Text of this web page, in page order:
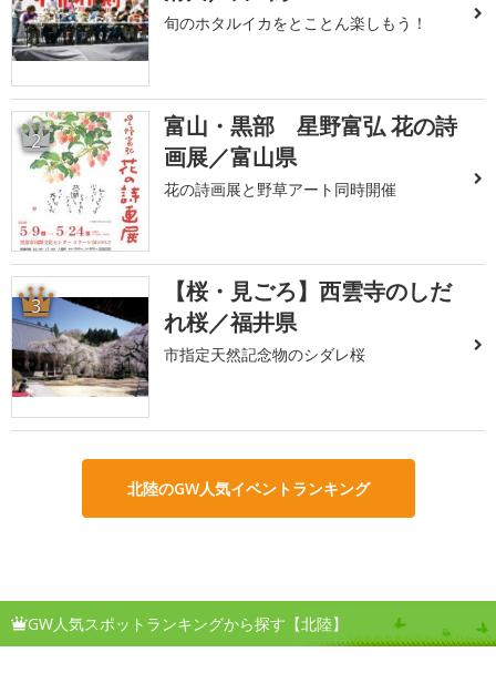
旬のホタルイカをとことん楽しもう！
2
富山・黒部 星野富弘 花の詩
画展／富山県
花の詩画展と野草アート同時開催
3
【桜・見ごろ】西雲寺のしだ
れ桜／福井県
市指定天然記念物のシダレ桜
北陸のGW人気イベントランキング
GW人気スポットランキングから探す【北陸】